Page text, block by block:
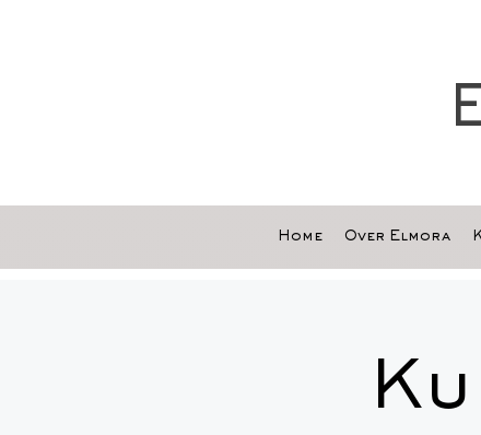
Home Over Elmora